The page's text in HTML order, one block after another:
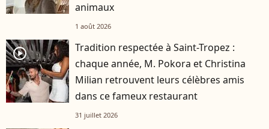
animaux
1 août 2026
player2
Tradition respectée à Saint-Tropez :
chaque année, M. Pokora et Christina
Milian retrouvent leurs célèbres amis
dans ce fameux restaurant
31 juillet 2026